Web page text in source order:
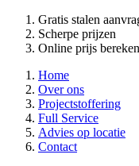
Gratis stalen
Scherpe prijzen
Online prijs
Home
Over ons
Projectstoffering
Full Service
Advies op locatie
Contact